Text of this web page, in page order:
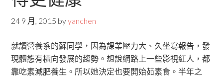
24 9 月, 2015 byyanchen
就讀營養系的蘇同學，因為課業壓力大、久坐寫報告，發
現體態有橫向發展的趨勢。想說網路上一些影視紅人，都
靠吃素減肥養生。所以她決定也要開始茹素食。半年之